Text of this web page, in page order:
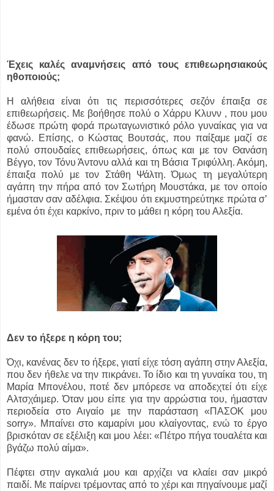
Έχεις καλές αναμνήσεις από τους επιθεωρησιακούς
ηθοποιούς;
Η αλήθεια είναι ότι τις περισσότερες σεζόν έπαιξα σε
επιθεωρήσεις. Με βοήθησε πολύ ο Χάρρυ Κλυνν , που μου
έδωσε πρώτη φορά πρωταγωνιστικό ρόλο γυναίκας για να
φανώ. Επίσης, ο Κώστας Βουτσάς, που παίξαμε μαζί σε
πολύ σπουδαίες επιθεωρήσεις, όπως και με τον Θανάση
Βέγγο, τον Τόνυ Άντονυ αλλά και τη Βάσια Τριφύλλη. Ακόμη,
έπαιξα πολύ με τον Στάθη Ψάλτη. Όμως τη μεγαλύτερη
αγάπη την πήρα από τον Σωτήρη Μουστάκα, με τον οποίο
ήμασταν σαν αδέλφια. Σκέψου ότι εκμυστηρεύτηκε πρώτα σ’
εμένα ότι έχει καρκίνο, πριν το μάθει η κόρη του Αλεξία.
Δεν το ήξερε η κόρη του;
Όχι, κανένας δεν το ήξερε, γιατί είχε τόση αγάπη στην Αλεξία,
που δεν ήθελε να την πικράνει. Το ίδιο και τη γυναίκα του, τη
Μαρία Μπονέλου, ποτέ δεν μπόρεσε να αποδεχτεί ότι είχε
Αλτσχάιμερ. Όταν μου είπε για την αρρώστια του, ήμασταν
περιοδεία στο Αιγαίο με την παράσταση «ΠΑΣΟΚ μου
sorry». Μπαίνει στο καμαρίνι μου κλαίγοντας, ενώ το έργο
βρισκόταν σε εξέλιξη και μου λέει: «Πέτρο πήγα τουαλέτα και
βγάζω πολύ αίμα».
Πέφτει στην αγκαλιά μου και αρχίζει να κλαίει σαν μικρό
παιδί. Με παίρνει τρέμοντας από το χέρι και πηγαίνουμε μαζί